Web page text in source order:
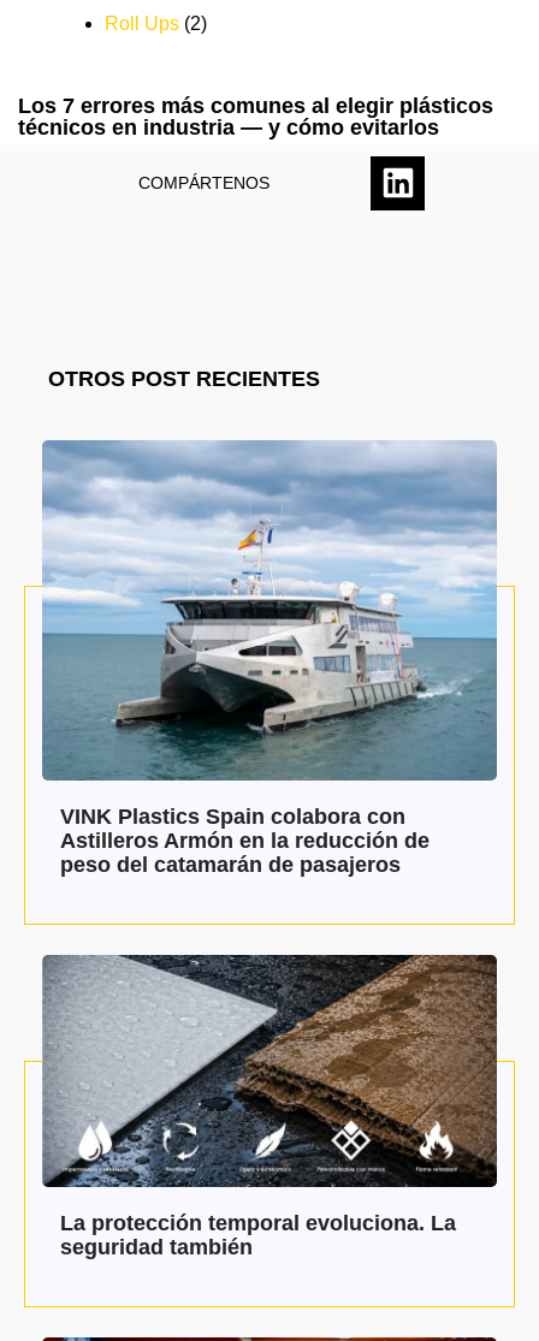
Roll Ups (2)
Los 7 errores más comunes al elegir plásticos
técnicos en industria — y cómo evitarlos
COMPÁRTENOS
OTROS POST RECIENTES
VINK Plastics Spain colabora con
Astilleros Armón en la reducción de
peso del catamarán de pasajeros
La protección temporal evoluciona. La
seguridad también